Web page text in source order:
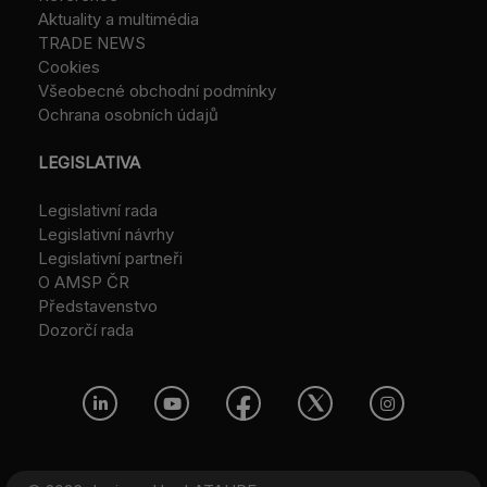
Aktuality a multimédia
TRADE NEWS
Cookies
Všeobecné obchodní podmínky
Ochrana osobních údajů
LEGISLATIVA
Legislativní rada
Legislativní návrhy
Legislativní partneři
O AMSP ČR
Představenstvo
Dozorčí rada